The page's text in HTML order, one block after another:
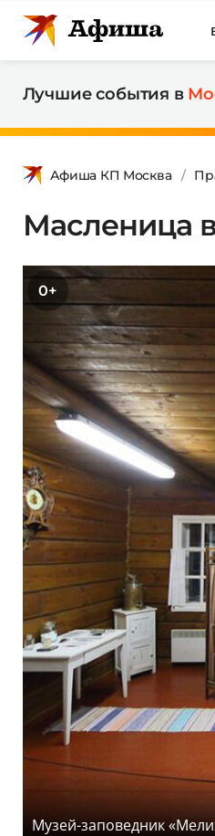
Лучшие события в
Афиша КП Москва
Масленица
0+
Музей-заповедник